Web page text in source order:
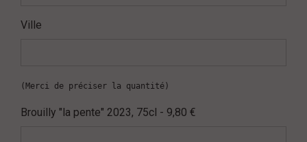
Ville
(Merci de préciser la quantité)
Brouilly "la pente" 2023, 75cl - 9,80 €